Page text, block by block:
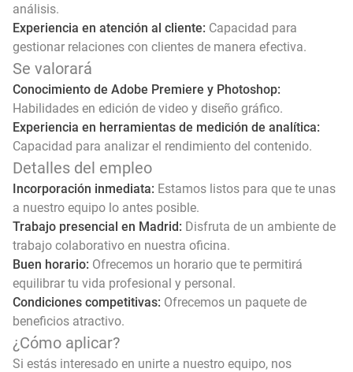
análisis.
Experiencia en atención al cliente: Capacidad para
gestionar relaciones con clientes de manera efectiva.
Se valorará
Conocimiento de Adobe Premiere y Photoshop:
Habilidades en edición de video y diseño gráfico.
Experiencia en herramientas de medición de analítica:
Capacidad para analizar el rendimiento del contenido.
Detalles del empleo
Incorporación inmediata: Estamos listos para que te unas
a nuestro equipo lo antes posible.
Trabajo presencial en Madrid: Disfruta de un ambiente de
trabajo colaborativo en nuestra oficina.
Buen horario: Ofrecemos un horario que te permitirá
equilibrar tu vida profesional y personal.
Condiciones competitivas: Ofrecemos un paquete de
beneficios atractivo.
¿Cómo aplicar?
Si estás interesado en unirte a nuestro equipo, nos